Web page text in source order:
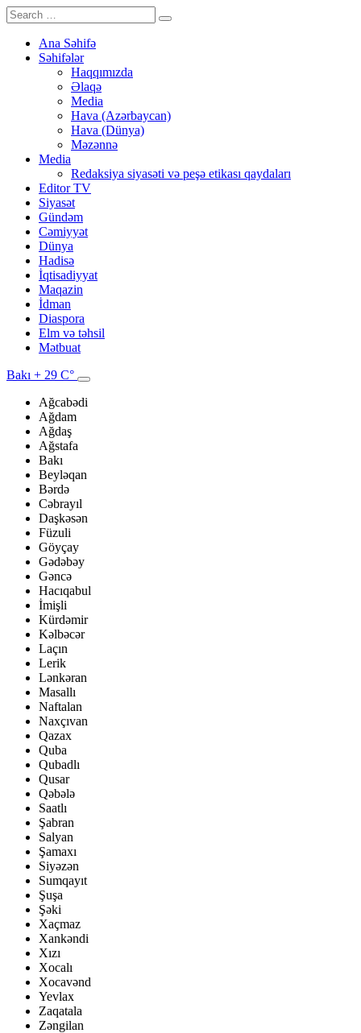
Ana Səhifə
Səhifələr
Haqqımızda
Əlaqə
Media
Hava (Azərbaycan)
Hava (Dünya)
Məzənnə
Media
Redaksiya siyasəti və peşə etikası qaydaları
Editor TV
Siyasət
Gündəm
Cəmiyyət
Dünya
Hadisə
İqtisadiyyat
Maqazin
İdman
Diaspora
Elm və təhsil
Mətbuat
Bakı + 29 C°
Ağcabədi
Ağdam
Ağdaş
Ağstafa
Bakı
Beyləqan
Bərdə
Cəbrayıl
Daşkəsən
Füzuli
Göyçay
Gədəbəy
Gəncə
Hacıqabul
İmişli
Kürdəmir
Kəlbəcər
Laçın
Lerik
Lənkəran
Masallı
Naftalan
Naxçıvan
Qazax
Quba
Qubadlı
Qusar
Qəbələ
Saatlı
Şabran
Salyan
Şamaxı
Siyəzən
Sumqayıt
Şuşa
Şəki
Xaçmaz
Xankəndi
Xızı
Xocalı
Xocavənd
Yevlax
Zaqatala
Zəngilan